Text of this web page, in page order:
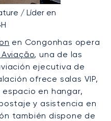
/ Líder en
en Congonhas opera
, una de las
ejecutiva de
ofrece salas VIP,
en hangar,
y asistencia en
también dispone de